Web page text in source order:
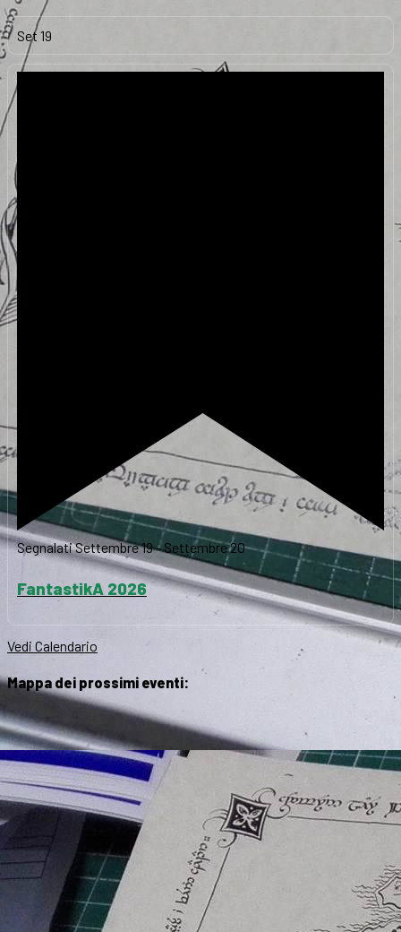
Set19
SegnalatiSettembre 19-Settembre 20
FantastikA 2026
Vedi Calendario
Mappa dei prossimi eventi: